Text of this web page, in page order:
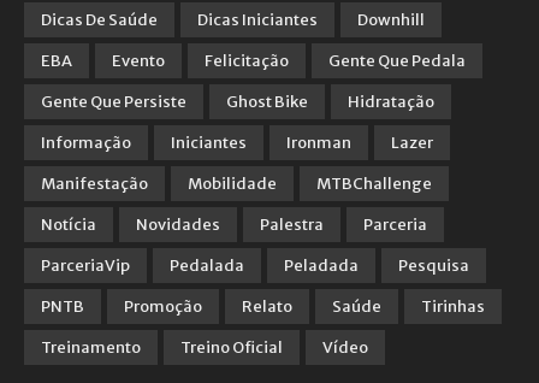
Dicas De Saúde
Dicas Iniciantes
Downhill
EBA
Evento Felicitação
Gente Que Pedala
Gente Que Persiste
Ghost Bike
Hidratação
Informação
Iniciantes Ironman
Lazer
Manifestação
Mobilidade
MTBChallenge
Notícia
Novidades Palestra
Parceria
ParceriaVip
Pedalada Peladada
Pesquisa
PNTB
Promoção Relato Saúde
Tirinhas
Treinamento
Treino Oficial Vídeo